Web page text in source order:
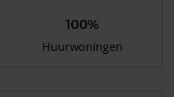
100%
Huurwoningen